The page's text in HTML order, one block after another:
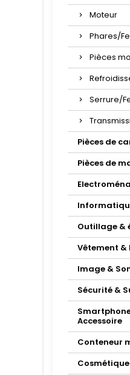
Moteur
Phares/
Pièces
Serrure/
Pièces de
Pièces de
Outillage &
Vêtement &
Image &
Sécurité &
Accessoire
Conteneur